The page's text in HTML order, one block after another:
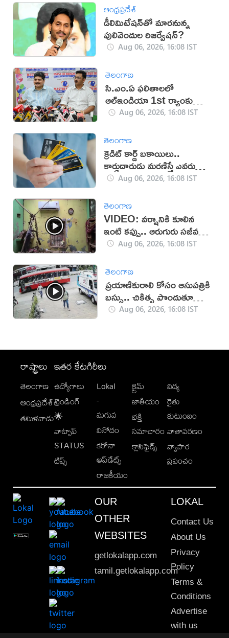
ఆంధ్రప్రదేశ్
డీలిమిటేషన్‌తో మారనున్న
పులివెందుల రిజర్వేషన్?
Aug 06, 2026, 16:08 IST
తెలంగాణ
సి.ఎం.ఏ ఫలితాలలో
ఆల్ఇండియా 1st ర్యాంకు
సాధించిన మాస్టర్‌మైండ్స్
Aug 06, 2026, 16:08 IST
తెలంగాణ
క్రెడిట్ కార్డ్ బకాయిలు..
కార్డుదారుడు మరణిస్తే ఎవరు
చెల్లిస్తారు?
Aug 06, 2026, 16:08 IST
తెలంగాణ
VIDEO: వర్షానికి కూలిన
ఇంటి కప్పు.. ఆరుగురు సజీవ
సమాధి!Aug 06, 2026, 16:08 IST
తెలంగాణ
ప్రయాణికురాలి కోసం ఆసుపత్రికి
బస్సు.. చికిత్స పొందుతూ
మహిళ మృతి!
Aug 06, 2026, 16:08 IST
రాష్ట్రాలు
తెలంగాణ
ఆంధ్రప్రదేశ్
తమిళనాడు
ఇతర కేటగిరీలు
ఉద్యోగాలు
ట్రెండింగ్
🌟
వాట్సాప్
STATUS
టిప్స్
Lokal
-
మగువ
వినోదం
కరోనా
అప్‌డేట్స్
రాజకీయం
క్రైమ్
జాతీయం
భక్తి
సమాచారం
క్లాసిఫైడ్స్
విద్య
రైతు
కుటుంబం
వాతావరణం
వ్యాపార
ప్రపంచం
OUR
OTHER
WEBSITES
getlokalapp.com
tamil.getlokalapp.com
LOKAL
Contact Us
About Us
Privacy
Policy
Terms &
Conditions
Advertise
with us